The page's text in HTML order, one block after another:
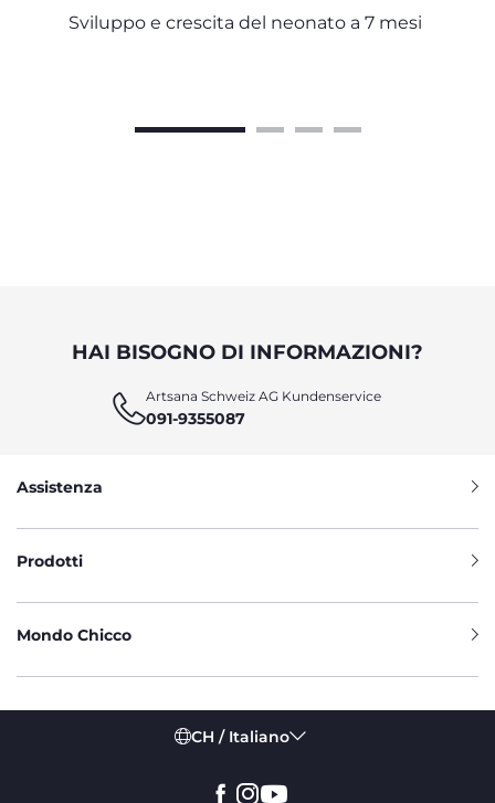
Sviluppo e crescita del neonato a 7 mesi
HAI BISOGNO DI INFORMAZIONI?
Artsana Schweiz AG Kundenservice
091-9355087
Assistenza
Prodotti
Mondo Chicco
CH / Italiano